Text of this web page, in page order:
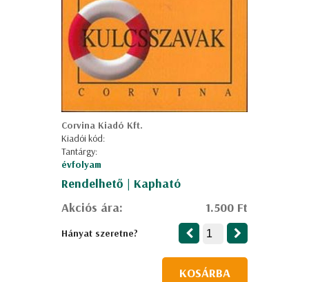
Corvina Kiadó Kft.
Kiadói kód:
Tantárgy:
évfolyam
Rendelhető | Kapható
Akciós ára:
1.500 Ft
Hányat szeretne?
KOSÁRBA